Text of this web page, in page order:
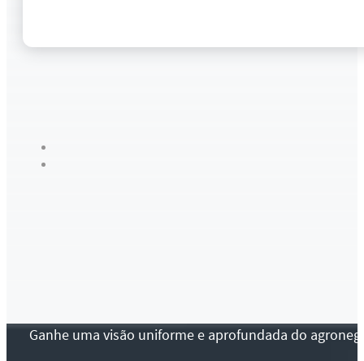
Ganhe uma visão uniforme e aprofundada do